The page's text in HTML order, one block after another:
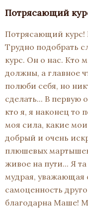
Потрясающий
Потрясающий
Трудно подобрать
курс. Он о нас. Кто
должны, а главное
полюби себя, но
сделать... В первую
кто я, я наконец то
моя сила, какие
добрый и очень
плюшевых
живое на пути... Я
мудрая, уважающая
самоценность
благодарна Маше!